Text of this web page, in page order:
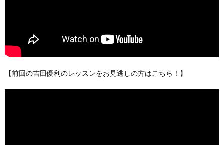
【前回の吉田優利のレッスンをお見逃しの方はこちら！】